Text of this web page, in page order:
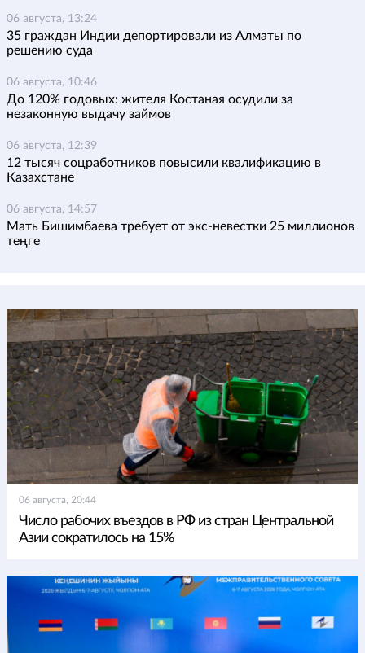
06 августа, 13:24
35 граждан Индии депортировали из Алматы по
решению суда
06 августа, 10:46
До 120% годовых: жителя Костаная осудили за
незаконную выдачу займов
06 августа, 12:39
12 тысяч соцработников повысили квалификацию в
Казахстане
06 августа, 14:57
Мать Бишимбаева требует от экс-невестки 25 миллионов
теңге
06 августа, 20:44
Число рабочих въездов в РФ из стран Центральной
Азии сократилось на 15%